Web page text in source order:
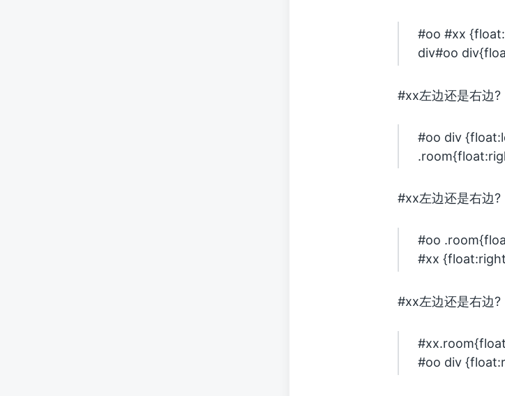
#oo #xx
div#oo
#xx左边还是右边?
#oo div
#xx左边还是右边?
#oo
#xx
#xx左边还是右边?
#oo div